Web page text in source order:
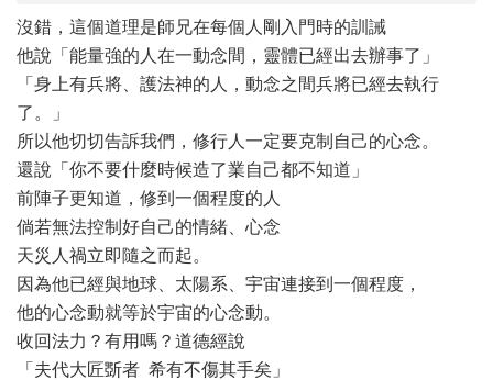
沒錯，這個道理是師兄在每個人剛入門時的訓誡
他說「能量強的人在一動念間，靈體已經出去辦事了」
「身上有兵將、護法神的人，動念之間兵將已經去執行
了。」
所以他切切告訴我們，修行人一定要克制自己的心念。
還說「你不要什麼時候造了業自己都不知道」
前陣子更知道，修到一個程度的人
倘若無法控制好自己的情緒、心念
天災人禍立即隨之而起。
因為他已經與地球、太陽系、宇宙連接到一個程度，
他的心念動就等於宇宙的心念動。
收回法力？有用嗎？道德經說
「夫代大匠斲者 希有不傷其手矣」